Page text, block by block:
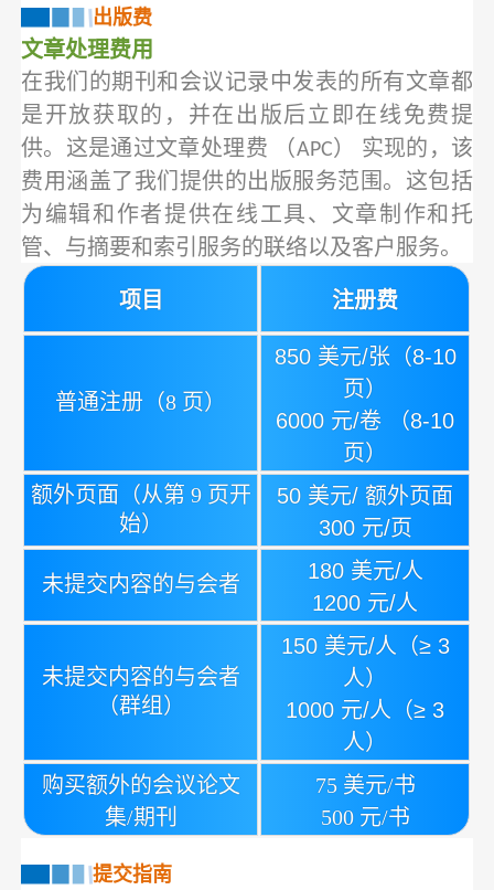
出版费
文章处理费用
在我们的期刊和会议记录中发表的所有文章都
是开放获取的，并在出版后立即在线免费提
供。这是通过文章处理费 （APC） 实现的，该
费用涵盖了我们提供的出版服务范围。这包括
为编辑和作者提供在线工具、文章制作和托
管、与摘要和索引服务的联络以及客户服务。
项目 注册费
普通注册（8 页）
850 美元/张（8-10
页）
6000 元/卷 （8-10
页）
额外页面（从第 9 页开
始）
50 美元/ 额外页面
300 元/页
未提交内容的与会者
180 美元/人
1200 元/人
未提交内容的与会者
（群组）
150 美元/人（≥ 3
人）
1000 元/人（≥ 3
人）
购买额外的会议论文
集/期刊
75 美元/书
500 元/书
提交指南